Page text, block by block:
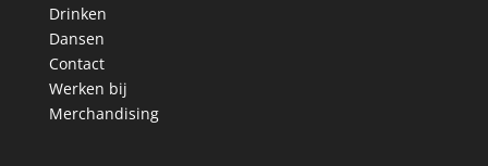
Drinken
Dansen
Contact
Werken bij
Merchandising